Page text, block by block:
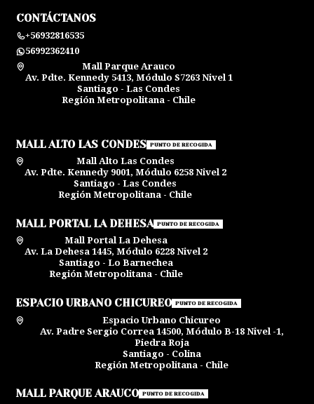
CONTÁCTANOS
+56932816535
56992362410
Mall Parque Arauco
Av. Pdte. Kennedy 5413, Módulo S7263 Nivel 1
Santiago - Las Condes
Región Metropolitana - Chile
MALL ALTO LAS CONDES PUNTO DE RECOGIDA
Mall Alto Las Condes
Av. Pdte. Kennedy 9001, Módulo 6258 Nivel 2
Santiago - Las Condes
Región Metropolitana - Chile
MALL PORTAL LA DEHESA PUNTO DE RECOGIDA
Mall Portal La Dehesa
Av. La Dehesa 1445, Módulo 6228 Nivel 2
Santiago - Lo Barnechea
Región Metropolitana - Chile
ESPACIO URBANO CHICUREO PUNTO DE RECOGIDA
Espacio Urbano Chicureo
Av. Padre Sergio Correa 14500, Módulo B-18 Nivel -1,
Piedra Roja
Santiago - Colina
Región Metropolitana - Chile
MALL PARQUE ARAUCO PUNTO DE RECOGIDA